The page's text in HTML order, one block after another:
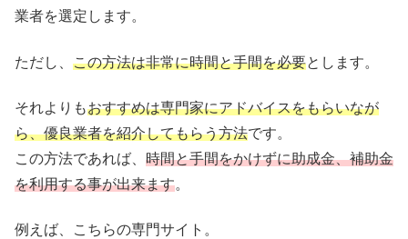
業者を選定します。
ただし、 この方法は非常に時間と手間を必要とします。
それよりもおすすめは専門家にアドバイスをもらいなが
ら、優良業者を紹介してもらう方法です。
この方法であれば、 時間と手間をかけずに助成金、補助金
を利用する事が出来ます。
例えば、こちらの専門サイト。